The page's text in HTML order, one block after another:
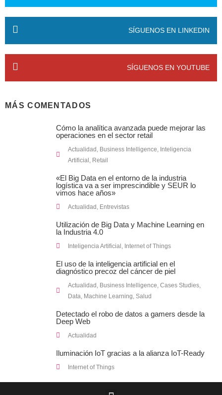
SÍGUENOS EN LINKEDIN
SÍGUENOS EN YOUTUBE
MÁS COMENTADOS
Cómo la analítica avanzada puede mejorar las
operaciones en el sector retail
Actualidad Business Intelligence Inteligencia
Artificial Retail
«El Big Data en el entorno de la industria
logística va a ser imprescindible y SEUR lo
vimos hace años»
Actualidad Entrevistas
Utilización de Big Data y Machine Learning en
la Industria 4.0
Inteligencia Artificial, Internet of Things
El uso de la inteligencia artificial en el
diagnóstico precoz del cáncer de piel
Actualidad , Business Intelligence, Cases Studies,
Data, Machine Learning, Salud
Detectado el robo de datos a gamers desde la
Deep Web
Actualidad
Iluminación IoT gracias a la alianza IoT-Ready
Internet of Things